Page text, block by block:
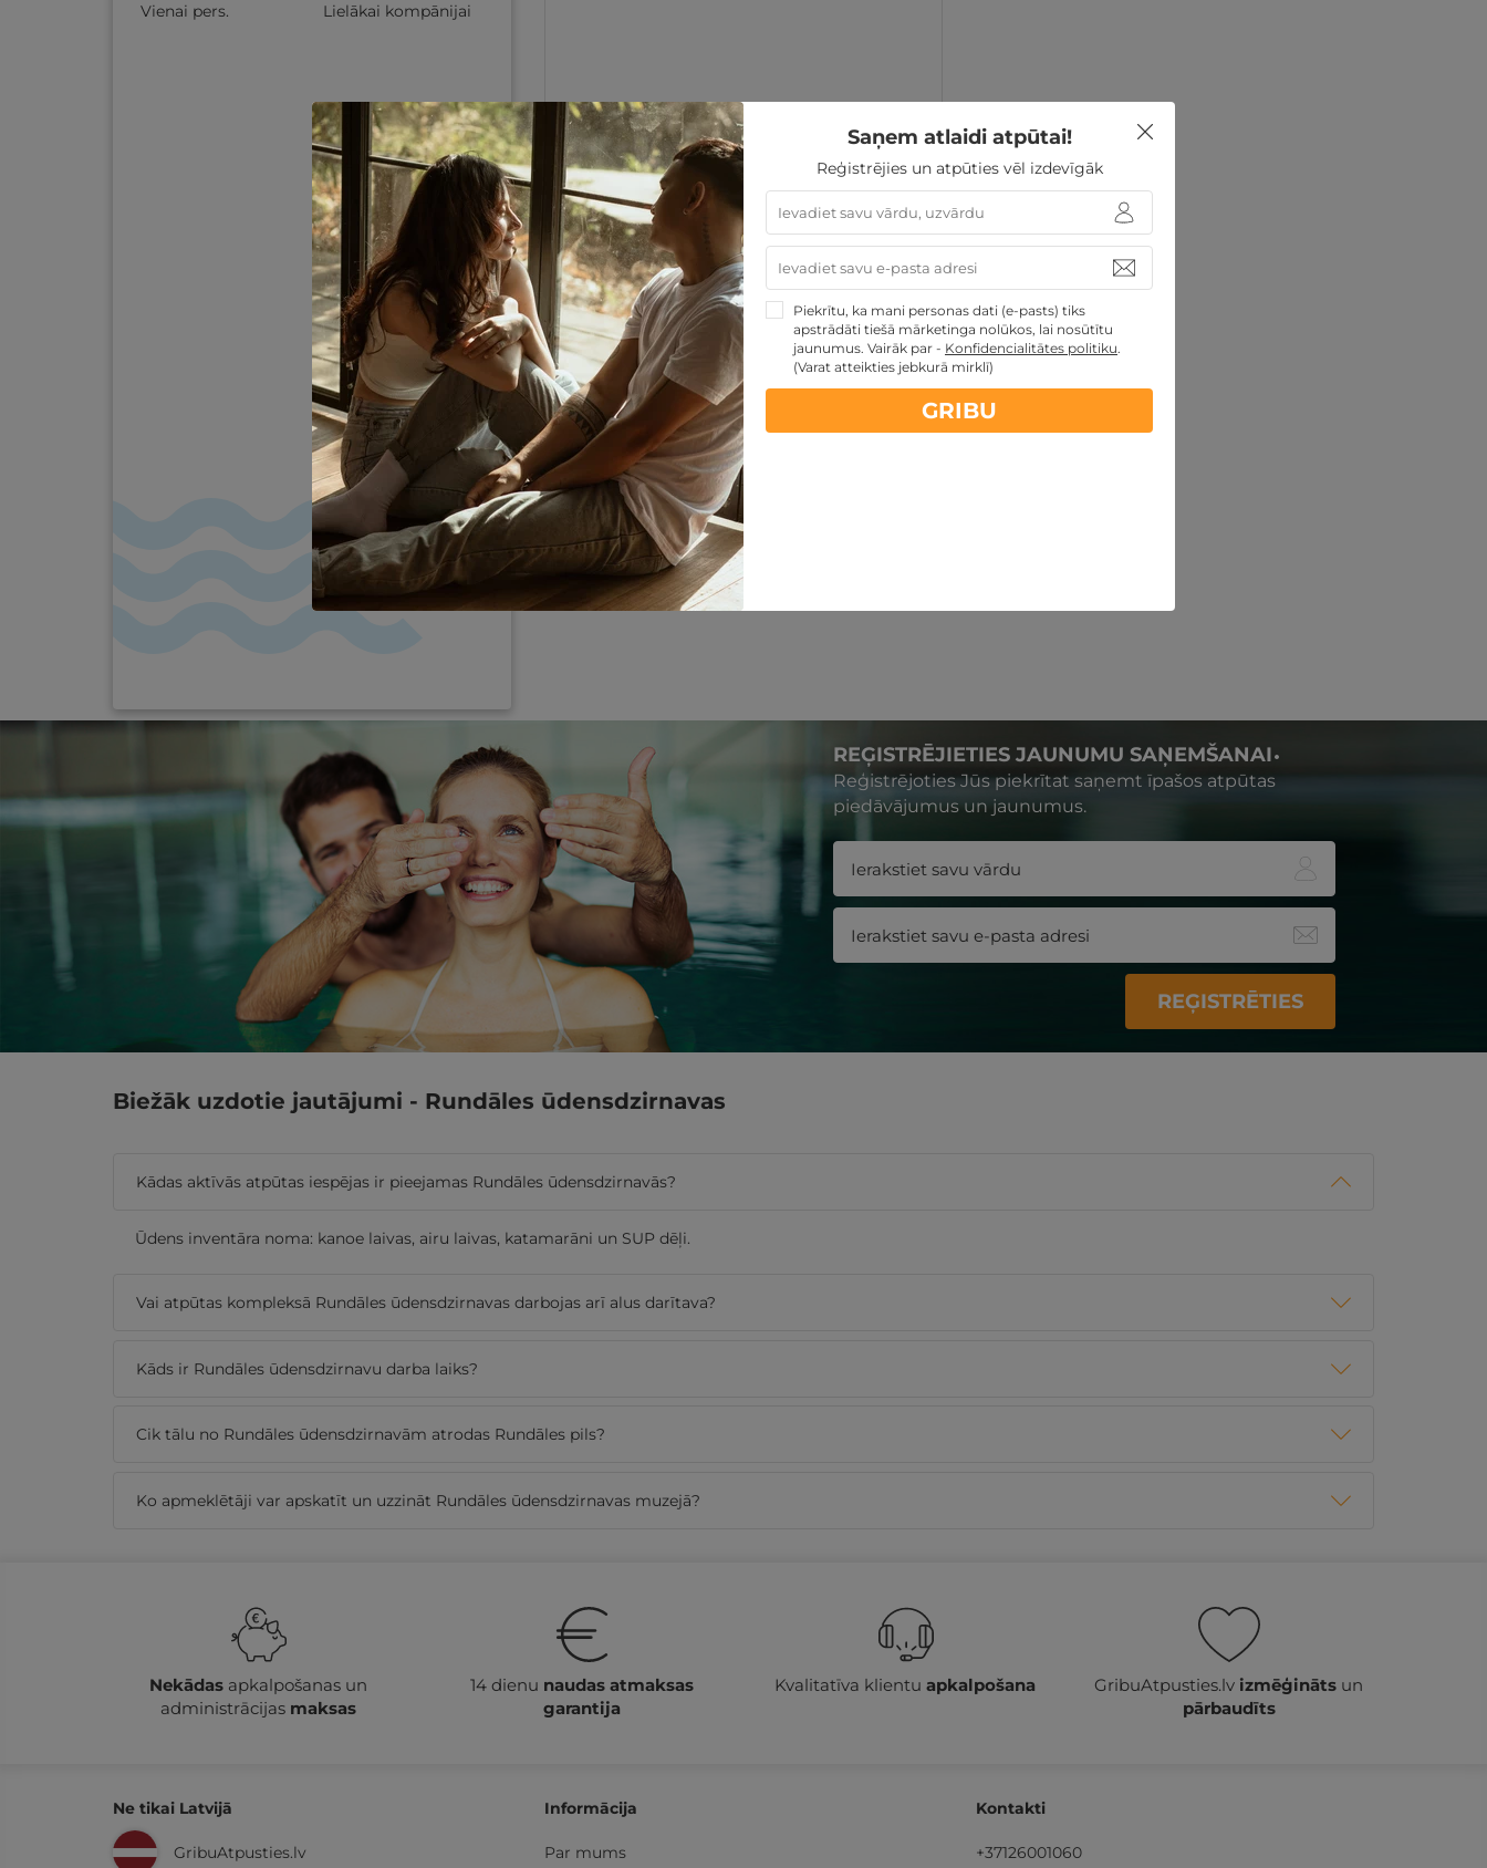
Vienai pers.
Lielākai kompānijai
no 10€ GRIBU
REĢISTRĒJIETIES JAUNUMU SAŅEMŠANAI
Reģistrējoties Jūs piekrītat saņemt īpašos atpūtas
piedāvājumus un jaunumus.
REĢISTRĒTIES
Biežāk uzdotie jautājumi - Rundāles ūdensdzirnavas
Kādas aktīvās atpūtas iespējas ir pieejamas Rundāles ūdensdzirnavās?
Ūdens inventāra noma: kanoe laivas, airu laivas, katamarāni un SUP dēļi.
Vai atpūtas kompleksā Rundāles ūdensdzirnavas darbojas arī alus darītava?
Kāds ir Rundāles ūdensdzirnavu darba laiks?
Cik tālu no Rundāles ūdensdzirnavām atrodas Rundāles pils?
Ko apmeklētāji var apskatīt un uzzināt Rundāles ūdensdzirnavas muzejā?
Nekādasapkalpošanas un
administrācijas maksas
14 dienu naudas atmaksas
garantija
Kvalitatīva klientuapkalpošana GribuAtpusties.lv izmēģināts un
pārbaudīts
Ne tikai Latvijā
GribuAtpusties.lv
Informācija
Par mums
Kontakti
+37126001060
Saņem atlaidi atpūtai!
Reģistrējies un atpūties vēl izdevīgāk
Piekrītu, ka mani personas dati (e-pasts) tiks
apstrādāti tiešā mārketinga nolūkos, lai nosūtītu
jaunumus. Vairāk par - Konfidencialitātes politiku.
(Varat atteikties jebkurā mirklī)
GRIBU